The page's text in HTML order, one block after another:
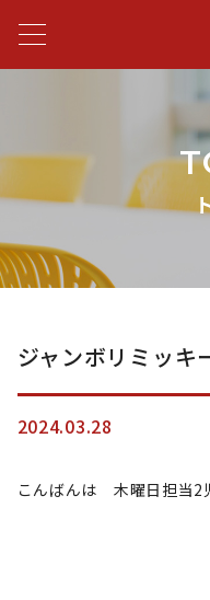
ジャンボリミッキ
2024.03.28
こんばんは 木曜日担当2